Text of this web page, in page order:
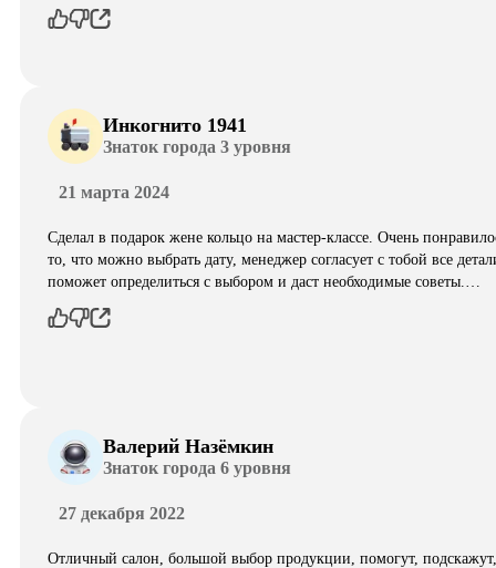
Инкогнито 1941
Знаток города 3 уровня
21 марта 2024
Сделал в подарок жене кольцо на мастер-классе. Очень
то, что можно выбрать дату, менеджер согласует с тобой все
поможет определиться с выбором и даст необходимые советы.…
Валерий Назёмкин
Знаток города 6 уровня
27 декабря 2022
Отличный салон, большой выбор продукции, помогут, подскажут,